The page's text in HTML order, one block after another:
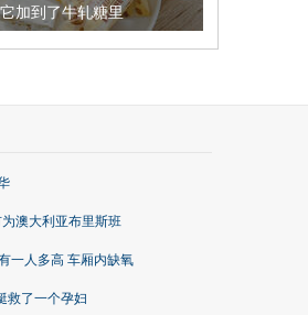
加到了牛轧糖里 被列入佛家
澳大利亚布里斯班
一人多高 车厢内缺氧
救了一个孕妇